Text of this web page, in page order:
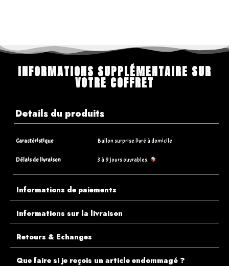
INFORMATIONS SUPPLÉMENTAIRE SUR
VOTRE COFFRET
Details du produits
Caractéristique Ballon surprise livré à domicile
Délais de livraison 3 à 9 jours ouvrables.
Informations de paiements
Informations sur la livraison
Retours & Echanges
Que faire si je reçois un article endommagé ?